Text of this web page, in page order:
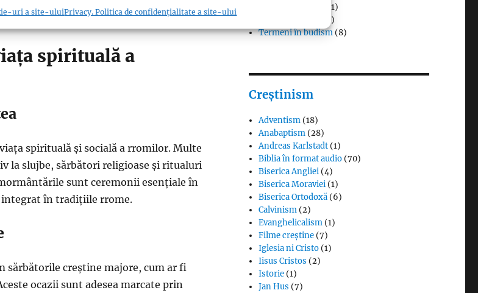
uri a site-uluiPrivacy. Politica de confidențialitate a site-ului
spirituală a
spirituală și socială a rromilor. Multe
la slujbe, sărbători religioase și ritualuri
sunt ceremonii esențiale în
integrat în tradițiile rrome.
sărbătorile creștine majore, cum ar fi
ocazii sunt adesea marcate prin
(1)
(1)
Termeni în budism(8)
Creștinism
Adventism (18)
Anabaptism (28)
Andreas Karlstadt (1)
Biblia în format audio (70)
Biserica Angliei (4)
Biserica Moraviei (1)
Biserica Ortodoxă (6)
Calvinism (2)
Evanghelicalism (1)
Filme creștine (7)
Iglesia ni Cristo (1)
Iisus Cristos (2)
Istorie (1)
Jan Hus (7)